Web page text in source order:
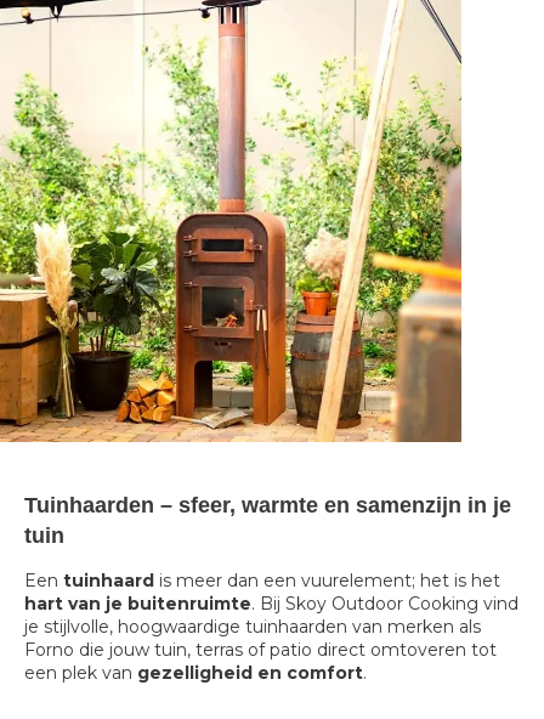
Tuinhaarden – sfeer, warmte en samenzijn in je
tuin
Een tuinhaard is meer dan een vuurelement; het is het
hart van je buitenruimte. Bij Skoy Outdoor Cooking vind
je stijlvolle, hoogwaardige tuinhaarden van merken als
Forno die jouw tuin, terras of patio direct omtoveren tot
een plek van gezelligheid en comfort.